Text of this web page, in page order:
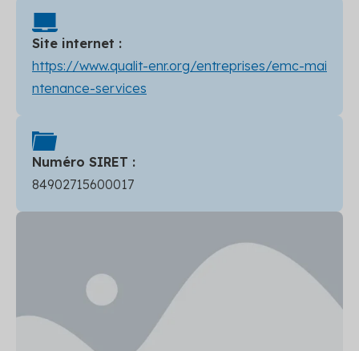
Site internet :
https://www.qualit-enr.org/entreprises/emc-mai
ntenance-services
Numéro SIRET :
84902715600017